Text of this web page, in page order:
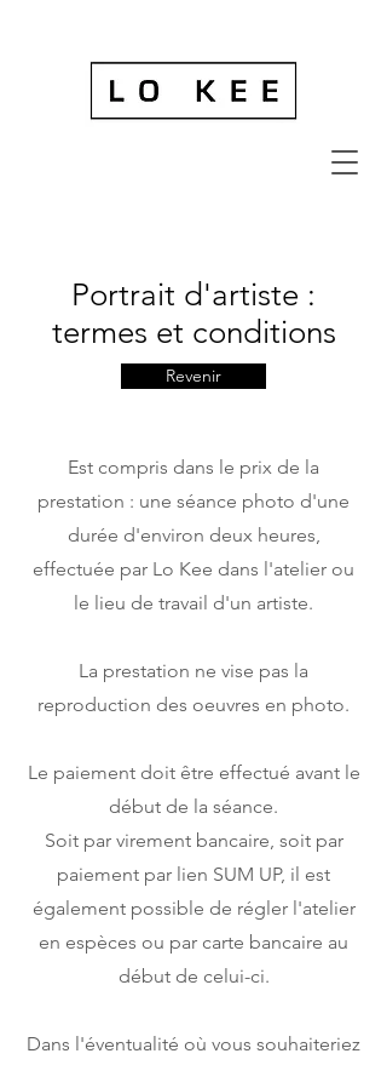
Portrait d'artiste :
termes et conditions
Revenir
Est compris dans le prix de la
prestation : une séance photo d'une
durée d'environ deux heures,
effectuée par Lo Kee dans l'atelier ou
le lieu de travail d'un artiste.
La prestation ne vise pas la
reproduction des oeuvres en photo.
Le paiement doit être effectué avant le
début de la séance.
Soit par virement bancaire, soit par
paiement par lien SUM UP, il est
également possible de régler l'atelier
en espèces ou par carte bancaire au
début de celui-ci.
Dans l'éventualité où vous souhaiteriez